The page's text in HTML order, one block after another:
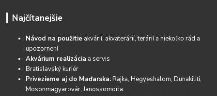
Najčítanejšie
Návod na použitie akvárií, akvaterárií, terárií a niekoľko rád a
upozornení
Akvárium realizácia a servis
Bratislavský kuriér
Privezieme aj do Maďarska:Rajka, Hegyeshalom, Dunakiliti,
Mosonmagyarovár, Janossomoria